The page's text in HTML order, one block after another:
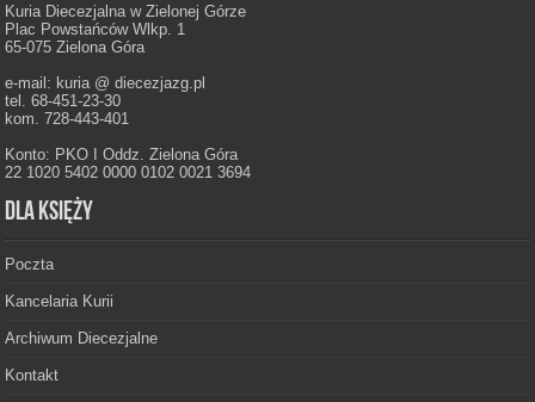
Kuria Diecezjalna w Zielonej Górze
Plac Powstańców Wlkp. 1
65-075 Zielona Góra
e-mail: kuria @ diecezjazg.pl
tel. 68-451-23-30
kom. 728-443-401
Konto: PKO I Oddz. Zielona Góra
22 1020 5402 0000 0102 0021 3694
Dla księży
Poczta
Kancelaria Kurii
Archiwum Diecezjalne
Kontakt